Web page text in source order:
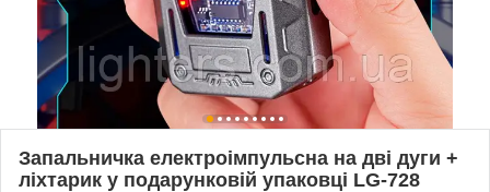
Запальничка електроімпульсна на дві дуги +
ліхтарик у подарунковій упаковці LG-728